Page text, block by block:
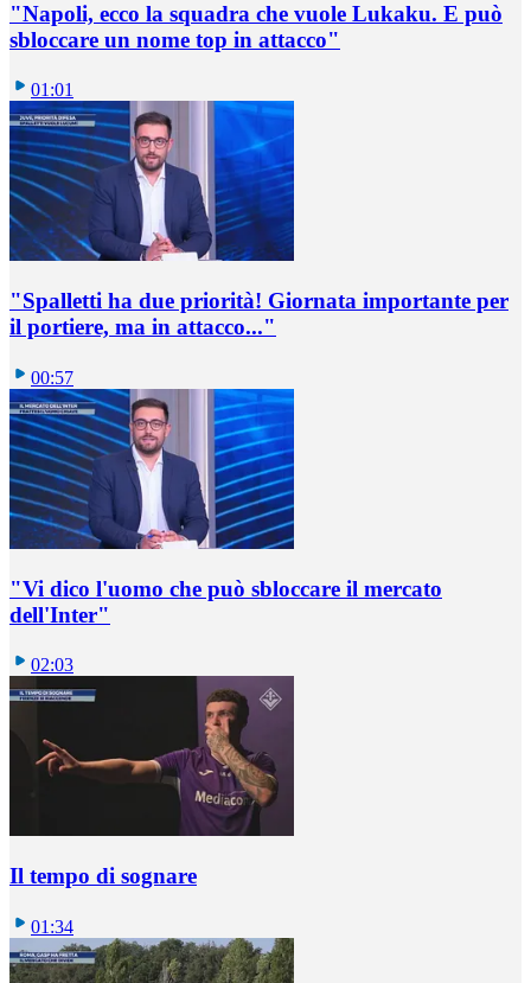
"Napoli, ecco la squadra che vuole Lukaku. E può
sbloccare un nome top in attacco"
01:01
"Spalletti ha due priorità! Giornata importante per
il portiere, ma in attacco..."
00:57
"Vi dico l'uomo che può sbloccare il mercato
dell'Inter"
02:03
Il tempo di sognare
01:34